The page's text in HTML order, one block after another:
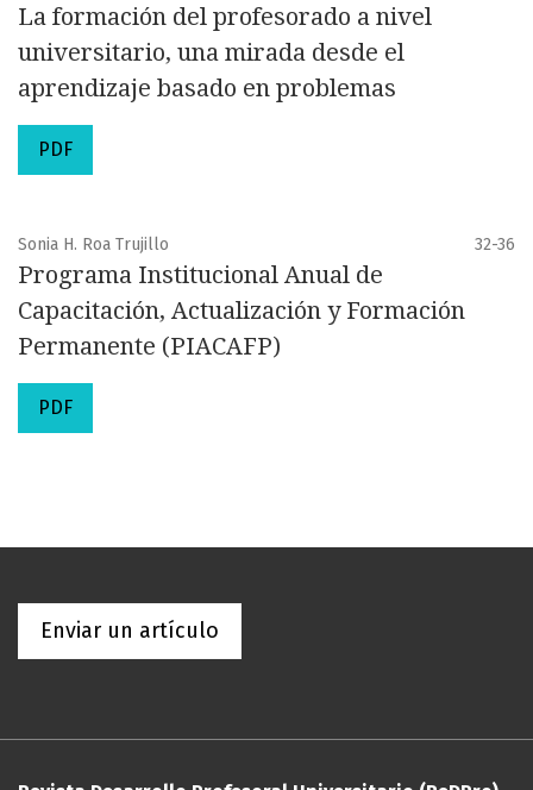
La formación del profesorado a nivel
universitario, una mirada desde el
aprendizaje basado en problemas
PDF
Sonia H. Roa Trujillo 32-36
Programa Institucional Anual de
Capacitación, Actualización y Formación
Permanente (PIACAFP)
PDF
Enviar un artículo